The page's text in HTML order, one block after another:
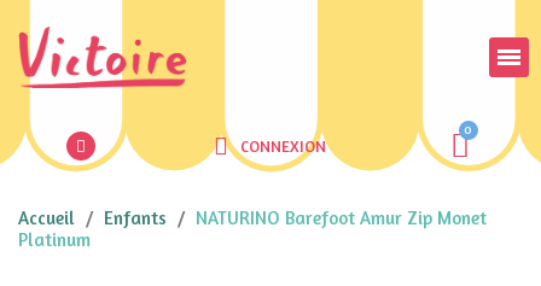
CONNEXION
Accueil Enfants
NATURINO Barefoot Amur Zip Monet
Platinum